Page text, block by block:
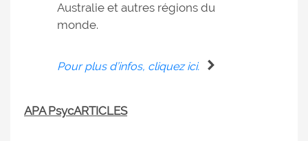
Australie et autres régions du
monde.
Pour plus d’infos, cliquez ici.
APA PsycARTICLES